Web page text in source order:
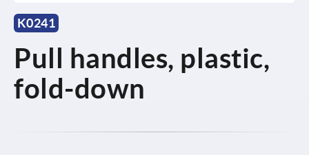
K0241
Pull handles, plastic,
fold-down